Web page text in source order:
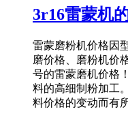
3r16雷蒙机
雷蒙磨粉机价格因
磨价格、磨粉机价
号的雷蒙磨机价格
料的高细制粉加工
料价格的变动而有